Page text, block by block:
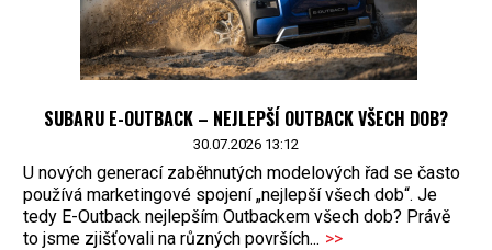
SUBARU E-OUTBACK – NEJLEPŠÍ OUTBACK VŠECH DOB?
30.07.2026 13:12
U nových generací zaběhnutých modelových řad se často
používá marketingové spojení „nejlepší všech dob“. Je
tedy E-Outback nejlepším Outbackem všech dob? Právě
to jsme zjišťovali na různých površích... >>